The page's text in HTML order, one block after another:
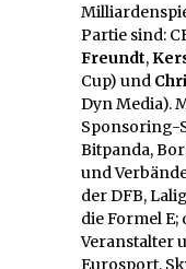
Partie sind:
Freundt,
Cup) und
Dyn Media).
Sponsoring-
Bitpanda,
und
der DFB,
die Formel
Veranstalter